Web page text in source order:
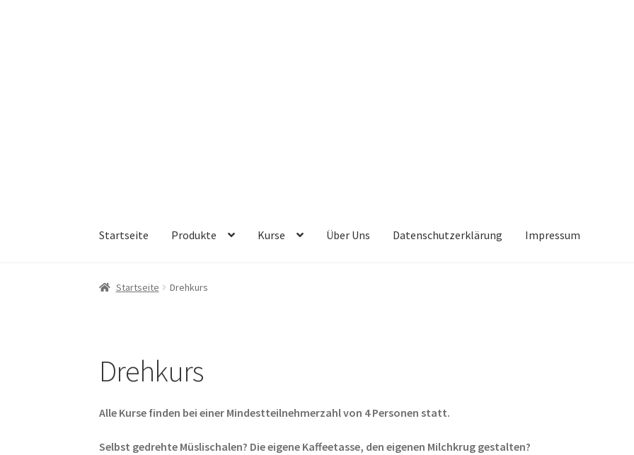
Startseite Produkte Kurse Über Uns Datenschutzerklärung Impressum
Startseite Drehkurs
Drehkurs
Alle Kurse finden bei einer Mindestteilnehmerzahl von 4 Personen statt.
Selbst gedrehte Müslischalen? Die eigene Kaffeetasse, den eigenen Milchkrug gestalten?